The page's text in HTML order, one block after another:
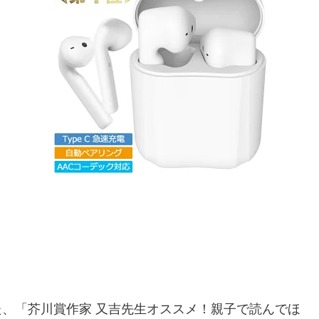
「芥川賞作家 又吉先生オススメ！親子で読んでほ